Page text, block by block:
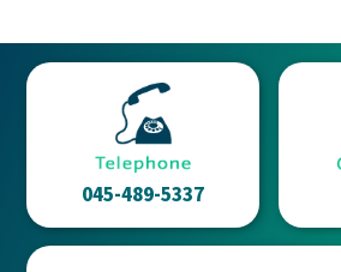
045-489-5337